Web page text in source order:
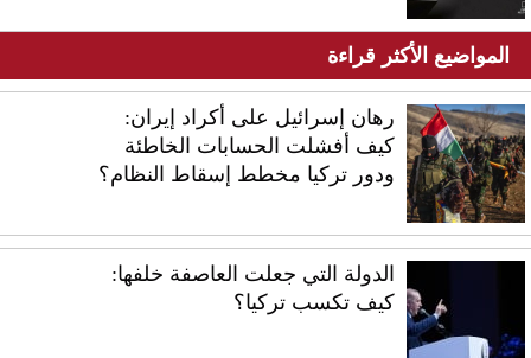
المواضيع الأكثر قراءة
رهان إسرائيل على أكراد إيران:
كيف أفشلت الحسابات الخاطئة
ودور تركيا مخطط إسقاط النظام؟
الدولة التي جعلت العاصفة خلفها:
كيف تكسب تركيا؟